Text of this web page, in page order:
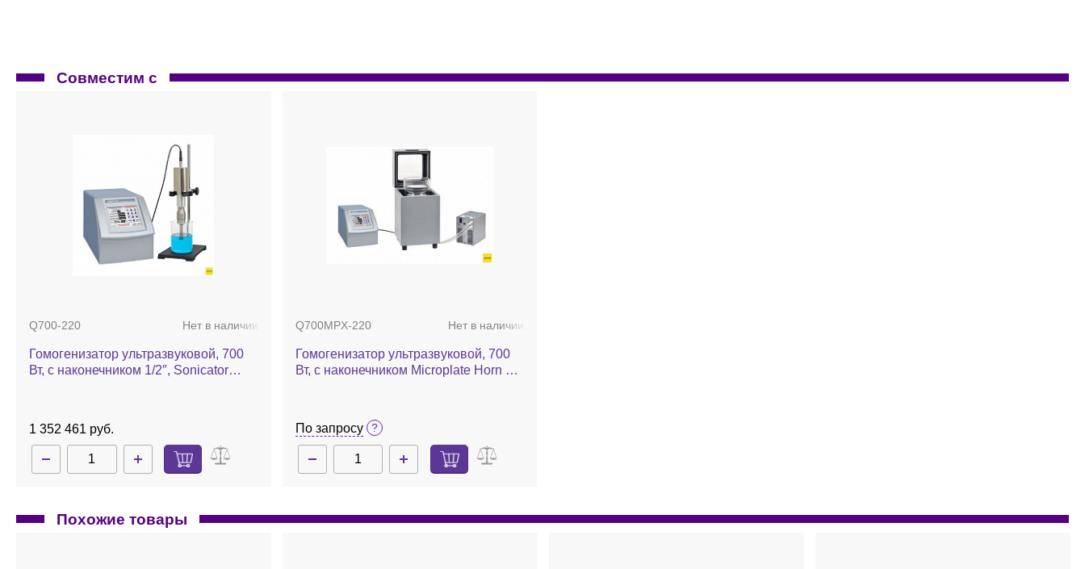
Совместим с
Q700-220 Нет в наличии
Гомогенизатор ультразвуковой, 700
Вт, с наконечником 1/2″, Sonicator
1 352 461 руб.
Q700MPX-220 Нет в наличии
Гомогенизатор ультразвуковой, 700
Вт, с наконечником Microplate Horn и
По запросу
Похожие товары